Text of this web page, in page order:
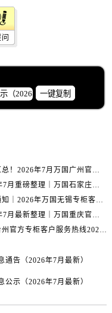
海南省儋州市儋州市那大镇兰洋北路万国售后服务中心（需提前预约）
海南省东方市八所镇解放西路万国售后服务中心（需提前预约）
海南省琼海市嘉积镇东风路万国售后服务中心（需提前预约）
香港特别行政区尖沙咀区油尖旺区广东道万国售后服务中心（需提前预约）
一键复制
权威汇总！2026年7月万国广州官方专柜客户服务电话及门店名录
2026年7月重磅整理｜万国石家庄官方专柜服务电话&客户服务中心公告
官方通知｜2026年万国无锡专柜客户服务热线全新升级（附7月最新专柜信息汇总）
2026年7月最新整理｜万国重庆官方专柜名录+客服电话，门店信息大公开
万国台州官方专柜客户服务热线2026年7月最新通告｜专柜信息权威发布
告（2026年7月最新）
示（2026年7月最新）